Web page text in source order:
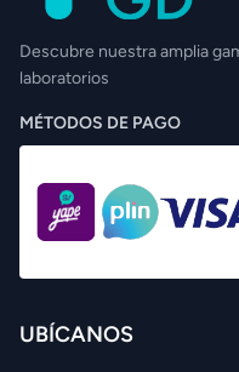
Descubre nuestra amplia
laboratorios
MÉTODOS DE PAGO
UBÍCANOS